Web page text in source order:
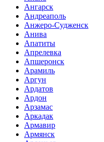
Ангарск
Андреаполь
Анжеро-Судженск
Анива
Апатиты
Апрелевка
Апшеронск
Арамиль
Аргун
Ардатов
Ардон
Арзамас
Аркадак
Армавир
Армянск